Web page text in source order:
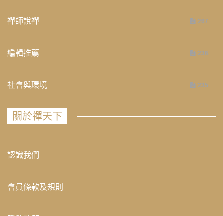
禪師說禪 267
編輯推薦 236
社會與環境 235
關於禪天下
認識我們
會員條款及規則